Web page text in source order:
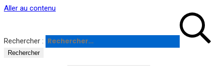
Panneau de gestion des cookies
Aller au contenu
Rechercher :